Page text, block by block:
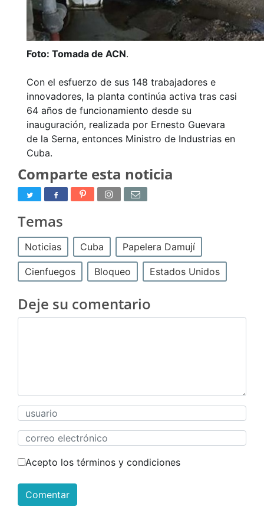
Foto: Tomada de ACN.
Con el esfuerzo de sus 148 trabajadores e
innovadores, la planta continúa activa tras casi
64 años de funcionamiento desde su
inauguración, realizada por Ernesto Guevara
de la Serna, entonces Ministro de Industrias en
Cuba.
Comparte esta noticia
Temas
Noticias Cuba Papelera Damují
Cienfuegos Bloqueo Estados Unidos
Deje su comentario
Acepto los términos y condiciones
Comentar